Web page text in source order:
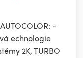
-
echnologie
2K, TURBO